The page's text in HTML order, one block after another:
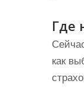
Где
как